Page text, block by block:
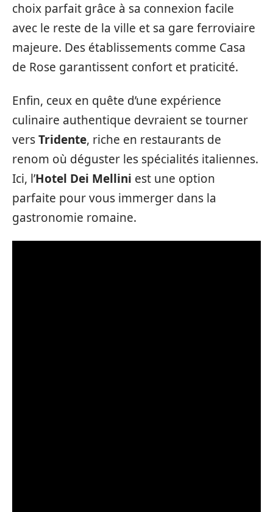
choix parfait grâce à sa connexion facile
avec le reste de la ville et sa gare ferroviaire
majeure. Des établissements comme Casa
de Rose garantissent confort et praticité.
Enfin, ceux en quête d’une expérience
culinaire authentique devraient se tourner
versTridente, riche en restaurants de
renom où déguster les spécialités italiennes.
Ici, l’Hotel Dei Mellini est une option
parfaite pour vous immerger dans la
gastronomie romaine.